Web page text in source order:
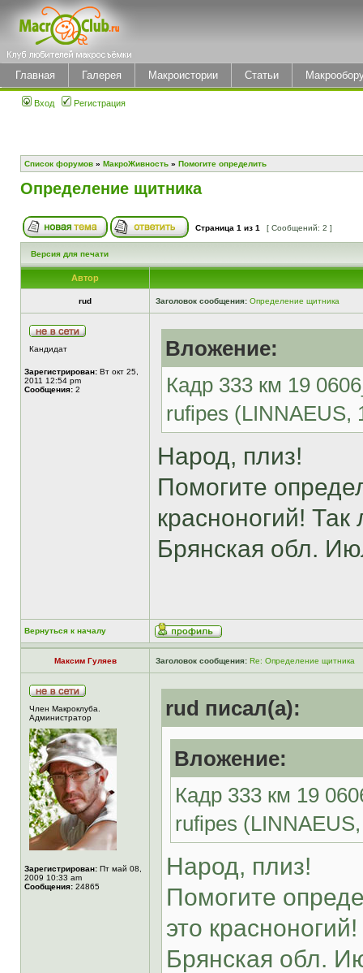
Главная Галерея Макроистории Статьи
Вход Регистрация
Список форумов » МакроЖивность » Помогите определить
Определение щитника
Страница 1 из 1 [ Сообщений: 2 ]
Версия для печати
Автор
rud Заголовок сообщения: Определение щитника
Кандидат
Зарегистрирован: Вт окт 25,
2011 12:54 pm
Сообщения: 2
Вложение:
Кадр 333 км 19
rufipes (LINNAEUS,
Народ, плиз!
Помогите
красноногий!
Брянская обл.
Вернуться к началу
Максим Гуляев Заголовок сообщения: Re: Определение щитника
Член Макроклуба.
Aдминистратор
Зарегистрирован: Пт май 08,
2009 10:33 am
Сообщения: 24865
rud писал(а):
Вложение:
Кадр 333 км 19
rufipes
Народ, плиз!
Помогите
это
Брянская обл.